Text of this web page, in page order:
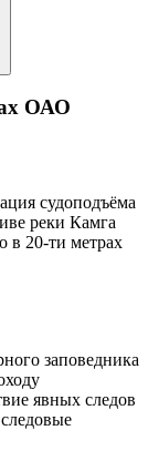
ОАО
судоподъёма
реки Камга
в 20-ти метрах
заповедника
явных следов